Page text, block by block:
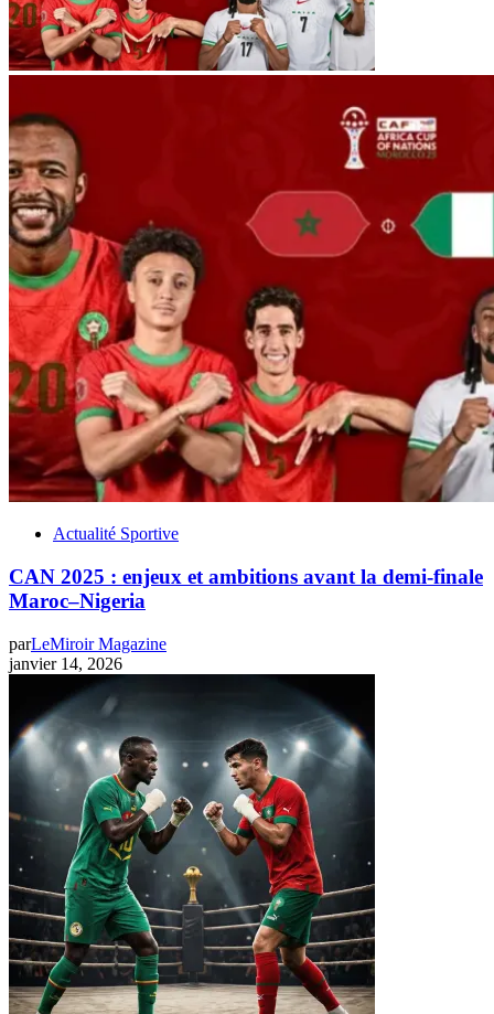
Actualité Sportive
CAN 2025 : enjeux et ambitions avant la demi-finale
Maroc–Nigeria
parLeMiroir Magazine
janvier 14, 2026